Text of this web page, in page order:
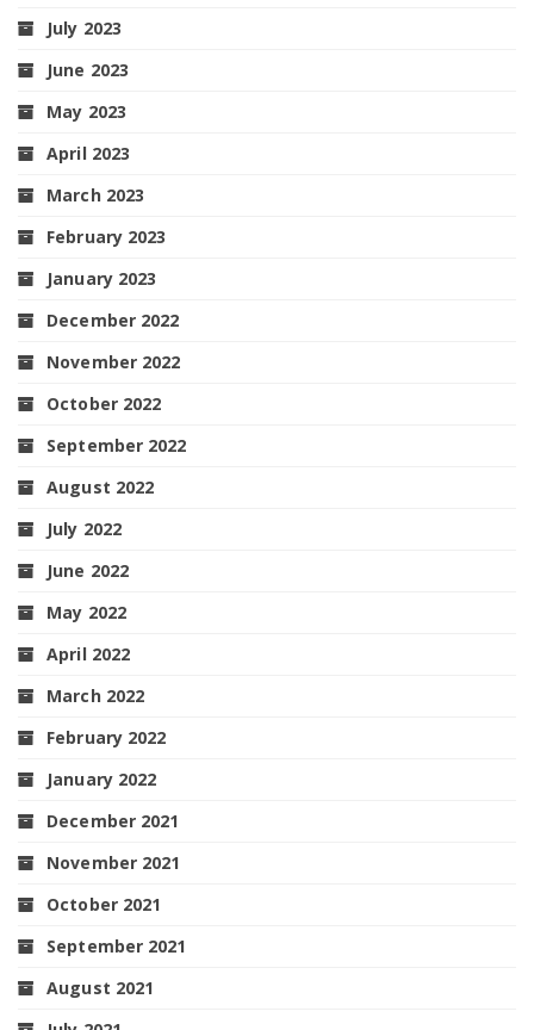
July 2023
June 2023
May 2023
April 2023
March 2023
February 2023
January 2023
December 2022
November 2022
October 2022
September 2022
August 2022
July 2022
June 2022
May 2022
April 2022
March 2022
February 2022
January 2022
December 2021
November 2021
October 2021
September 2021
August 2021